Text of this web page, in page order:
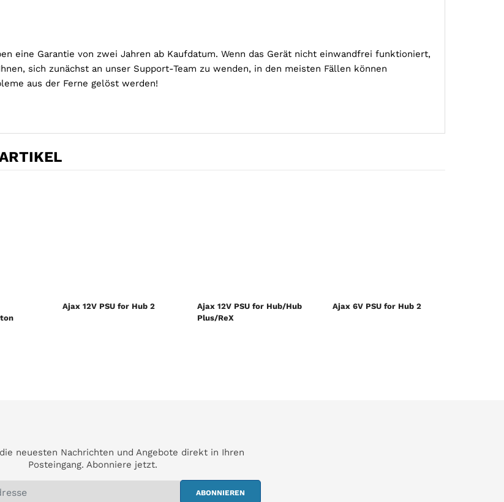
eine Garantie von zwei Jahren ab Kaufdatum. Wenn das Gerät nicht einwandfrei funktioniert,
sich zunächst an unser Support-Team zu wenden, in den meisten Fällen können
aus der Ferne gelöst werden!
Ajax 12V PSU for Hub 2
Ajax 12V PSU for Hub/Hub
Plus/ReX
Ajax 6V PSU for Hub 2
neuesten Nachrichten und Angebote direkt in Ihren
Posteingang. Abonniere jetzt.
ABONNIEREN